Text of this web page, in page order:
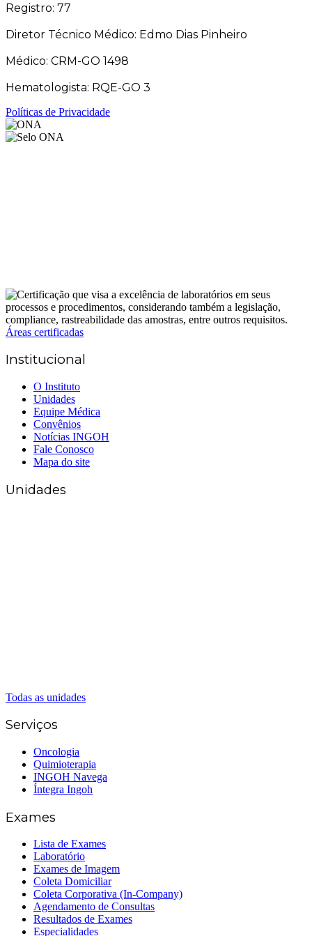
Registro: 77
Diretor Técnico Médico: Edmo Dias Pinheiro
Médico: CRM-GO 1498
Hematologista: RQE-GO 3
Políticas de Privacidade
Áreas certificadas
Institucional
O Instituto
Unidades
Equipe Médica
Convênios
Notícias INGOH
Fale Conosco
Mapa do site
Unidades
Todas as unidades
Serviços
Oncologia
Quimioterapia
INGOH Navega
Íntegra Ingoh
Exames
Lista de Exames
Laboratório
Exames de Imagem
Coleta Domiciliar
Coleta Corporativa (In-Company)
Agendamento de Consultas
Resultados de Exames
Especialidades